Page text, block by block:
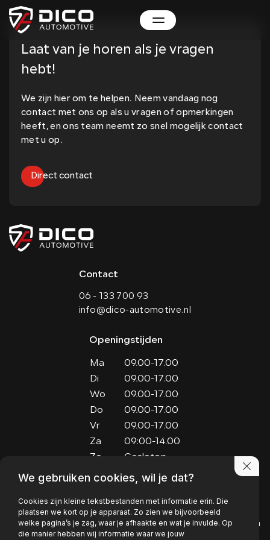
Laat van je horen als je vragen
hebt!
We zijn hier om te helpen. Neem vandaag nog
contact met ons op als u vragen of opmerkingen
heeft, en ons team neemt zo snel mogelijk contact
met u op.
Direct contact
Contact
06 - 133 700 93
info@dico-automotive.nl
Openingstijden
Ma
09.00-17.00
Di
09.00-17.00
Wo
09.00-17.00
Do
09.00-17.00
Vr
09.00-17.00
Za
09:00-14.00
Zo
Gesloten
Kaardebol 15
6721 RX Bennekom
We gebruiken cookies, wil je dat?
Cookies zijn kleine tekstbestanden met informatie erin. Die
plaatsen we kort op je apparaat. Zo zien we bijvoorbeeld
welke pagina’s je zag, waar je afhaakte en wat je invulde. Op
die manier hebben wij informatie waar we jouw